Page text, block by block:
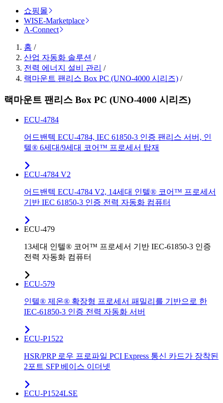
쇼핑몰
WISE-Marketplace
A-Connect
홈 /
산업 자동화 솔루션 /
전력 에너지 설비 관리 /
랙마운트 팬리스 Box PC (UNO-4000 시리즈) /
랙마운트 팬리스 Box PC (UNO-4000 시리즈)
ECU-4784
어드밴텍 ECU-4784, IEC 61850-3 인증 팬리스 서버, 인
텔® 6세대/9세대 코어™ 프로세서 탑재
ECU-4784 V2
어드밴텍 ECU-4784 V2, 14세대 인텔® 코어™ 프로세서
기반 IEC 61850-3 인증 전력 자동화 컴퓨터
ECU-479
13세대 인텔® 코어™ 프로세서 기반 IEC-61850-3 인증
전력 자동화 컴퓨터
ECU-579
인텔® 제온® 확장형 프로세서 패밀리를 기반으로 한
IEC-61850-3 인증 전력 자동화 서버
ECU-P1522
HSR/PRP 로우 프로파일 PCI Express 통신 카드가 장착된
2포트 SFP 베이스 이더넷
ECU-P1524LSE